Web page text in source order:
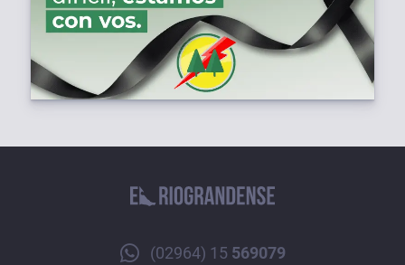
(02964) 15 569079